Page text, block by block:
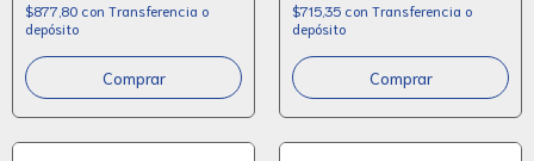
$877,80 con Transferencia o
depósito
Comprar
$715,35 con Transferencia o
depósito